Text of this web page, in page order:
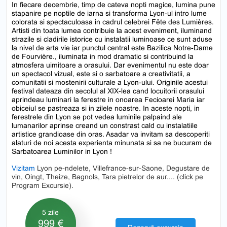
In fiecare decembrie, timp de cateva nopti magice, lumina pune
stapanire pe noptile de iarna si transforma Lyon-ul intro lume
colorata si spectaculoasa in cadrul celebrei Fête des Lumières.
Artisti din toata lumea contribuie la acest eveniment, iluminand
strazile si cladirile istorice cu instalatii luminoase ce sunt aduse
la nivel de arta vie iar punctul central este Bazilica Notre-Dame
de Fourvière., iluminata in mod dramatic si contribuind la
atmosfera uimitoare a orasului. Dar evenimentul nu este doar
un spectacol vizual, este si o sarbatoare a creativitatii, a
comunitatii si mostenirii culturale a Lyon-ului. Originile acestui
festival dateaza din secolul al XIX-lea cand locuitorii orasului
aprindeau luminari la ferestre in onoarea Fecioarei Maria iar
obiceiul se pastreaza si in zilele noastre. In aceste nopti, in
ferestrele din Lyon se pot vedea luminile palpaind ale
lumanarilor aprinse creand un constrast cald cu instalatiile
artistice grandioase din oras. Asadar va invitam sa descoperiti
alaturi de noi acesta experienta minunata si sa ne bucuram de
Sarbatoarea Luminilor in Lyon !
Vizitam Lyon pe-ndelete, Villefrance-sur-Saone, Degustare de
vin, Oingt, Theize, Bagnols, Tara pietrelor de aur.... (click pe
Program Excursie).
5 zile
999 €